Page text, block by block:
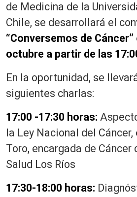
de Medicina de la
Chile, se desarrollará el
“Conversemos de
octubre a partir de las
En la oportunidad, se
siguientes charlas:
17:00 -17:30 horas:
la Ley Nacional del Cáncer,
Toro, encargada de Cáncer
Salud Los Ríos
17:30-18:00 horas: